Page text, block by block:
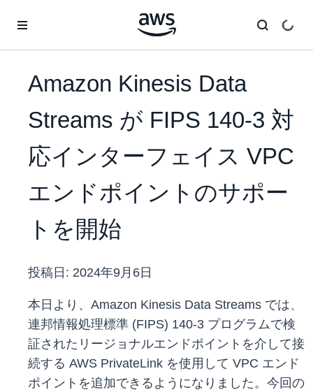
Amazon Kinesis Data
Streams が FIPS 140-3 対
応インターフェイス VPC
エンドポイントのサポー
トを開始
投稿日: 2024年9月6日
本日より、Amazon Kinesis Data Streams では、
連邦情報処理標準 (FIPS) 140-3 プログラムで検
証されたリージョナルエンドポイントを介して接
続する AWS PrivateLink を使用して VPC エンド
ポイントを追加できるようになりました。今回の